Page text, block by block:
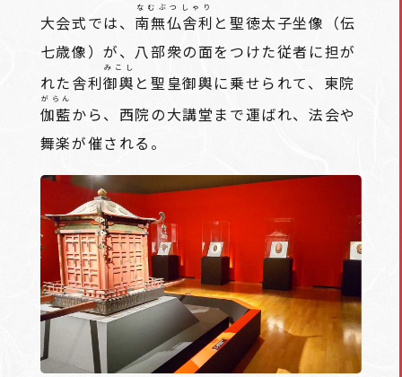
大会式では、 南無仏舎利
なむぶつしゃり
と聖徳太子坐像（伝
七歳像）が、八部衆の面をつけた従者に担が
れた舎利御輿
みこし
と聖皇御輿に乗せられて、東院
伽藍
がらん
から、西院の大講堂まで運ばれ、法会や
舞楽が催される。